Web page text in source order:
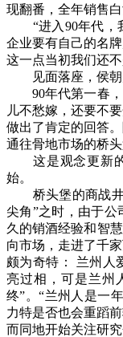
现翻番，全年销售
“进入90年代，
企业要有自己的名
这一点当初我们还
见面落座，侯朝
90年代第一春，“
儿不愁嫁，还要不
做出了肯定的回答
通往骨地市场的桥头
这是观念更新的
始。
桥头堡的商战井
尖角”之时，由于
久的销酒经验和智
向市场，走进了千
颇为奇特： 兰州人
亮过相，可是兰州
终”。“兰州人是一
力特是否也会重蹈
而同地开始关注研